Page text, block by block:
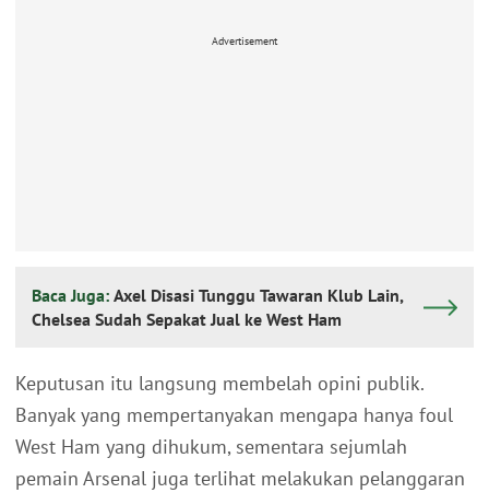
Advertisement
Baca Juga: Axel Disasi Tunggu Tawaran Klub Lain,
Chelsea Sudah Sepakat Jual ke West Ham
Keputusan itu langsung membelah opini publik.
Banyak yang mempertanyakan mengapa hanya foul
West Ham yang dihukum, sementara sejumlah
pemain Arsenal juga terlihat melakukan pelanggaran